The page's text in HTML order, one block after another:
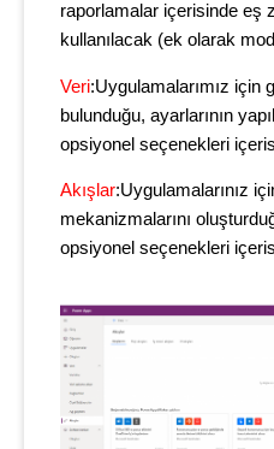
raporlamalar içerisinde eş
kullanılacak (ek olarak
Veri:Uygulamalarımız için
bulunduğu, ayarlarının
opsiyonel seçenekleri
Akışlar:Uygulamalarınız
mekanizmalarını
opsiyonel seçenekleri